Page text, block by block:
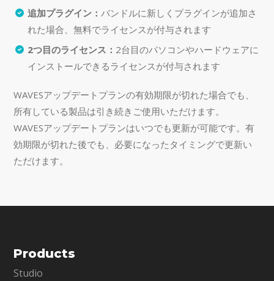
追加プラグイン： バンドルに新しくプラグインが追加さ
れた場合、無料でライセンスが付与されます
2つ目のライセンス： 2台目のパソコンやハードウェアに
インストールできるライセンスが付与されます
WAVESアップデートプランの有効期限が切れた場合でも、
所有している製品は引き続きご使用いただけます。
WAVESアップデートプランはいつでも更新が可能です。有
効期限が切れた後でも、必要になったタイミングで更新い
ただけます。
Products
Studio